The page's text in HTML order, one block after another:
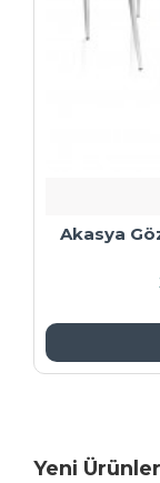
Premıum
Yeni Ürünler